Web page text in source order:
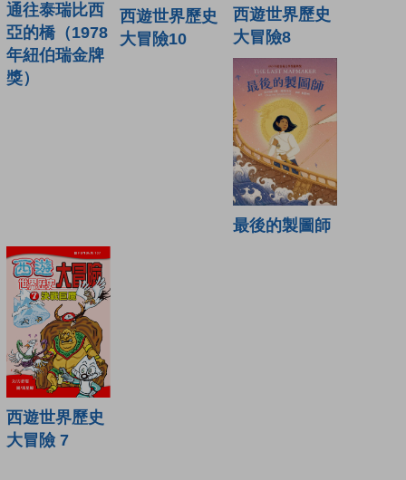
通往泰瑞比西
亞的橋（1978
年紐伯瑞金牌
獎）
西遊世界歷史
大冒險10
西遊世界歷史
大冒險8
最後的製圖師
西遊世界歷史
大冒險 7